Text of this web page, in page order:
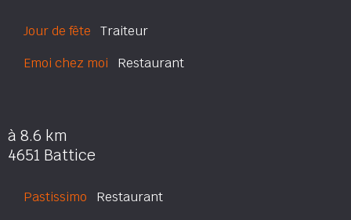
Jour de fête Traiteur
Emoi chez moi Restaurant
à 8.6 km
4651 Battice
Pastissimo Restaurant